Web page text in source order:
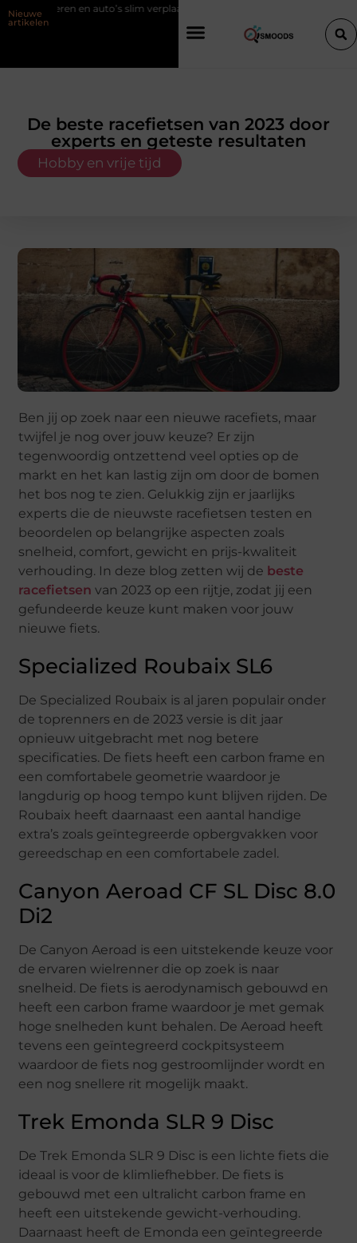
Nieuwe
artikelen
en auto’s slim verplaatsen met twee liften naast elkaar
De beste racefietsen van 2023 door
experts en geteste resultaten
Hobby en vrije tijd
Ben jij op zoek naar een nieuwe racefiets, maar
twijfel je nog over jouw keuze? Er zijn
tegenwoordig ontzettend veel opties op de
markt en het kan lastig zijn om door de bomen
het bos nog te zien. Gelukkig zijn er jaarlijks
experts die de nieuwste racefietsen testen en
beoordelen op belangrijke aspecten zoals
snelheid, comfort, gewicht en prijs-kwaliteit
verhouding. In deze blog zetten wij de beste
racefietsen van 2023 op een rijtje, zodat jij een
gefundeerde keuze kunt maken voor jouw
nieuwe fiets.
Specialized Roubaix SL6
De Specialized Roubaix is al jaren populair onder
de toprenners en de 2023 versie is dit jaar
opnieuw uitgebracht met nog betere
specificaties. De fiets heeft een carbon frame en
een comfortabele geometrie waardoor je
langdurig op hoog tempo kunt blijven rijden. De
Roubaix heeft daarnaast een aantal handige
extra’s zoals geïntegreerde opbergvakken voor
gereedschap en een comfortabele zadel.
Canyon Aeroad CF SL Disc 8.0
Di2
De Canyon Aeroad is een uitstekende keuze voor
de ervaren wielrenner die op zoek is naar
snelheid. De fiets is aerodynamisch gebouwd en
heeft een carbon frame waardoor je met gemak
hoge snelheden kunt behalen. De Aeroad heeft
tevens een geïntegreerd cockpitsysteem
waardoor de fiets nog gestroomlijnder wordt en
een nog snellere rit mogelijk maakt.
Trek Emonda SLR 9 Disc
De Trek Emonda SLR 9 Disc is een lichte fiets die
ideaal is voor de klimliefhebber. De fiets is
gebouwd met een ultralicht carbon frame en
heeft een uitstekende gewicht-verhouding.
Daarnaast heeft de Emonda een geïntegreerde